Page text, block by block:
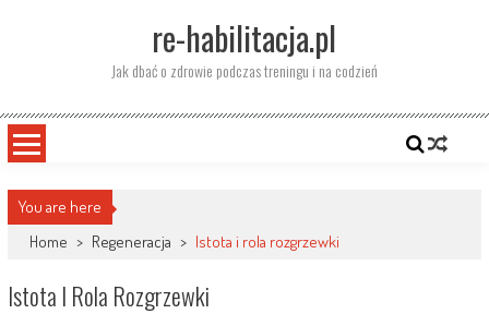
re-habilitacja.pl
Jak dbać o zdrowie podczas treningu i na codzień
You are here
Home > Regeneracja > Istota i rola rozgrzewki
Istota I Rola Rozgrzewki